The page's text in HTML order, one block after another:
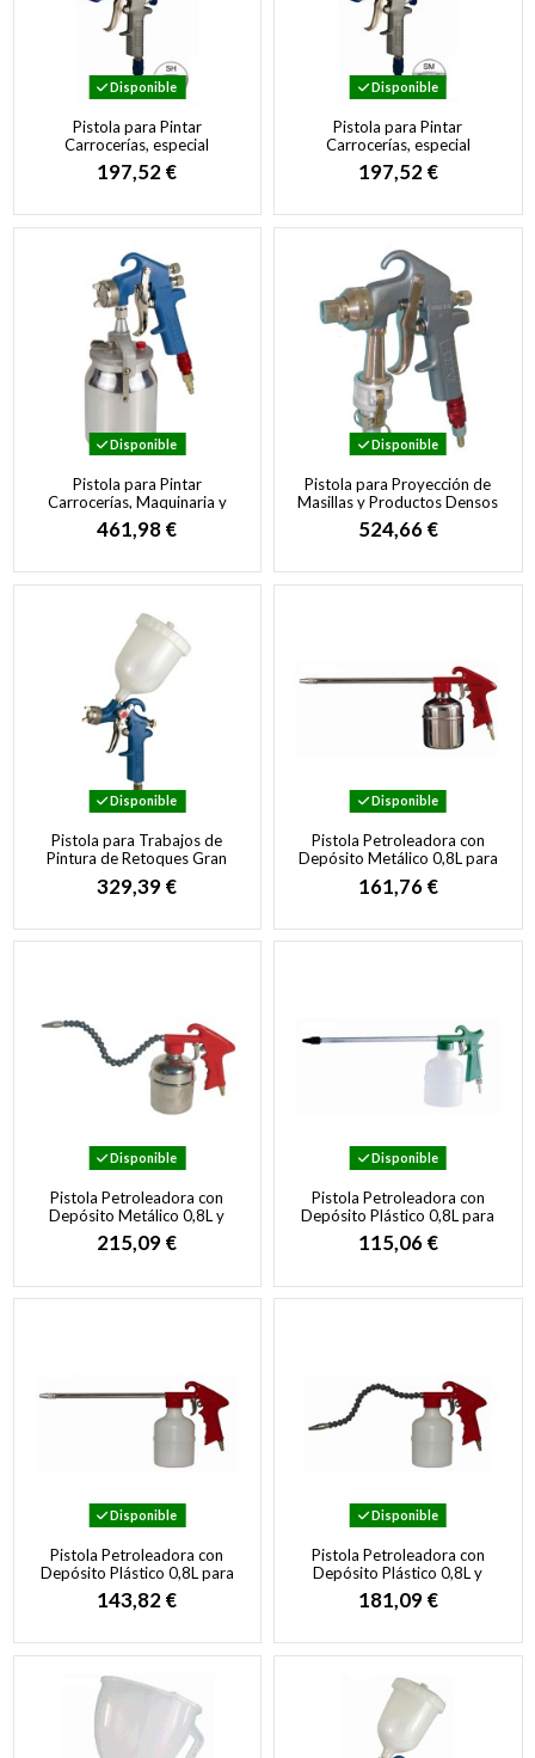
Disponible
Pistola para Pintar
Carrocerías, especial
Pinturas Alto Brillo
197,52 €
Disponible
Pistola para Pintar
Carrocerías, especial
Pinturas Monocapa, Barnices
y Metalizados
197,52 €
Disponible
Pistola para Pintar
Carrocerías, Maquinaria y
Muebles especial Pinturas
Baja Viscosidad
461,98 €
Disponible
Pistola para Proyección de
Masillas y Productos Densos
en Abanico
524,66 €
Disponible
Pistola para Trabajos de
Pintura de Retoques Gran
Maniobrabilidad
329,39 €
Disponible
Pistola Petroleadora con
Depósito Metálico 0,8L para
Limpieza de Máquinas y
Motores
161,76 €
Disponible
Pistola Petroleadora con
Depósito Metálico 0,8L y
Tubo Flexible para Limpieza
de...
215,09 €
Disponible
Pistola Petroleadora con
Depósito Plástico 0,8L para
Limpieza Industrial
115,06 €
Disponible
Pistola Petroleadora con
Depósito Plástico 0,8L para
Limpieza Profesional
143,82 €
Disponible
Pistola Petroleadora con
Depósito Plástico 0,8L y
Tubo Flexible para Limpieza
Profesional
181,09 €